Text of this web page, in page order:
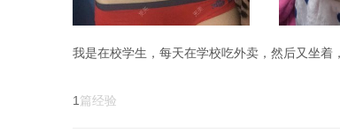
1 篇经验